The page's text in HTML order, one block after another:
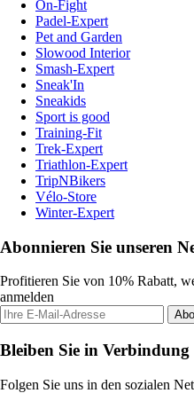
On-Fight
Padel-Expert
Pet and Garden
Slowood Interior
Smash-Expert
Sneak'In
Sneakids
Sport is good
Training-Fit
Trek-Expert
Triathlon-Expert
TripNBikers
Vélo-Store
Winter-Expert
Abonnieren Sie unseren
Profitieren Sie von 10% Rabatt,
anmelden
Bleiben Sie in Verbindung
Folgen Sie uns in den sozialen